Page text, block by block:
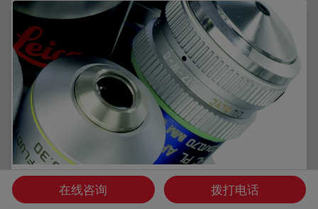
浸没式物镜
在线咨询 拨打电话